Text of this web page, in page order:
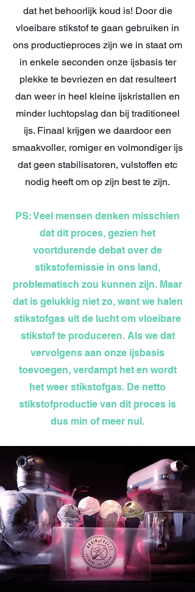
dat het behoorlijk koud is! Door die
vloeibare stikstof te gaan gebruiken in
ons productieproces zijn we in staat om
in enkele seconden onze ijsbasis ter
plekke te bevriezen en dat resulteert
dan weer in heel kleine ijskristallen en
minder luchtopslag dan bij traditioneel
ijs. Finaal krijgen we daardoor een
smaakvoller, romiger en volmondiger ijs
dat geen stabilisatoren, vulstoffen etc
nodig heeft om op zijn best te zijn.
PS: Veel mensen denken misschien
dat dit proces, gezien het
voortdurende debat over de
stikstofemissie in ons land,
problematisch zou kunnen zijn. Maar
dat is gelukkig niet zo, want we halen
stikstofgas uit de lucht om vloeibare
stikstof te produceren. Als we dat
vervolgens aan onze ijsbasis
toevoegen, verdampt het en wordt
het weer stikstofgas. De netto
stikstofproductie van dit proces is
dus min of meer nul.